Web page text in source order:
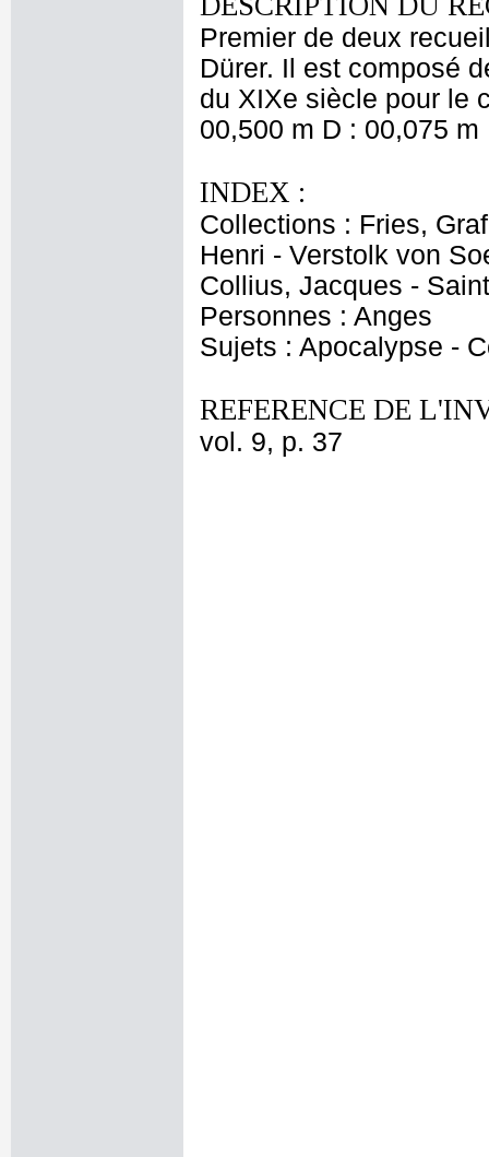
Premier de deux
Dürer. Il est composé
du XIXe siècle pour le
00,500 m D : 00,075
INDEX :
Collections : Fries,
Henri - Verstolk von
Collius, Jacques -
Personnes : Anges
Sujets : Apocalypse -
REFERENCE DE
vol. 9, p. 37